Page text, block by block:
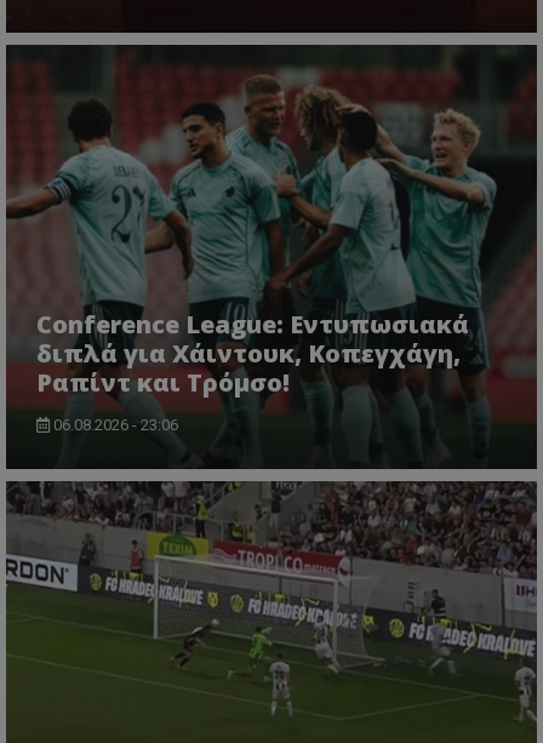
Conference League: Εντυπωσιακά
διπλά για Χάιντουκ, Κοπεγχάγη,
Ραπίντ και Τρόμσο!
06.08.2026 - 23:06